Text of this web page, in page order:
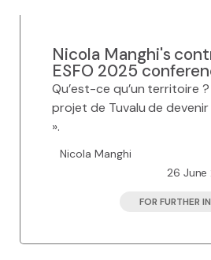
Nicola Manghi's
ESFO 2025
Qu’est-ce qu’un territoire
projet de Tuvalu de
».
Nicola Manghi
26 June
FOR FURTHER